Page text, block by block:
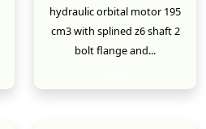
hydraulic orbital motor 195
cm3 with splined z6 shaft 2
bolt flange and...